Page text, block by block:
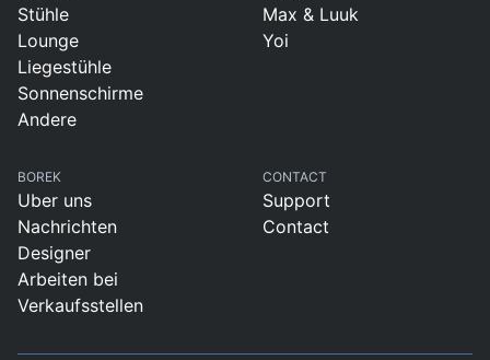
Stühle
Lounge
Liegestühle
Sonnenschirme
Andere
Max & Luuk
Yoi
BOREK
Uber uns
Nachrichten
Designer
Arbeiten bei
Verkaufsstellen
CONTACT
Support
Contact